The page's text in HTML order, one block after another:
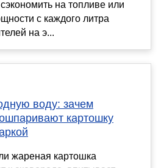
на топливе или
с каждого литра
на э...
воду: зачем
картошку
жареная картошка